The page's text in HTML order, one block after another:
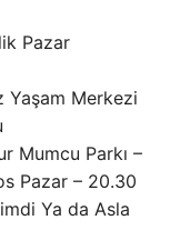
Pazar
Yaşam Merkezi
Mumcu Parkı –
Pazar – 20.30
Ya da Asla